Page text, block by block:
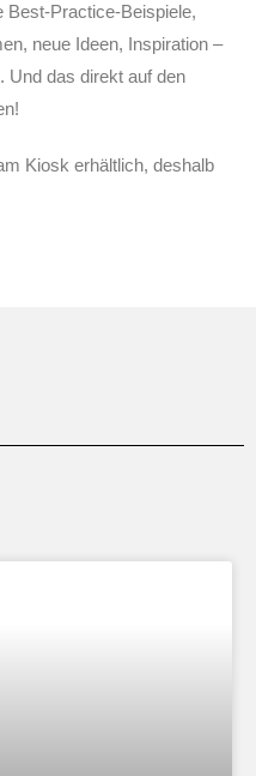
Best-Practice-Beispiele,
neue Ideen, Inspiration –
Und das direkt auf den
Kiosk erhältlich, deshalb